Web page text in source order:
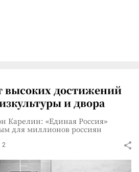
высоких достижений
и двора
Карелин: «Единая Россия»
для миллионов россиян
2